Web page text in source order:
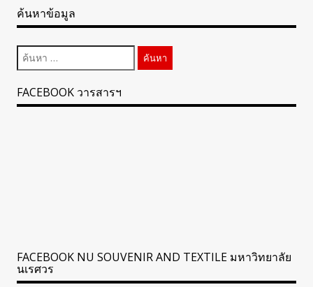
ค้นหาข้อมูล
ค้นหา
สำหรับ:
FACEBOOK วารสารฯ
FACEBOOK NU SOUVENIR AND TEXTILE มหาวิทยาลัย
นเรศวร